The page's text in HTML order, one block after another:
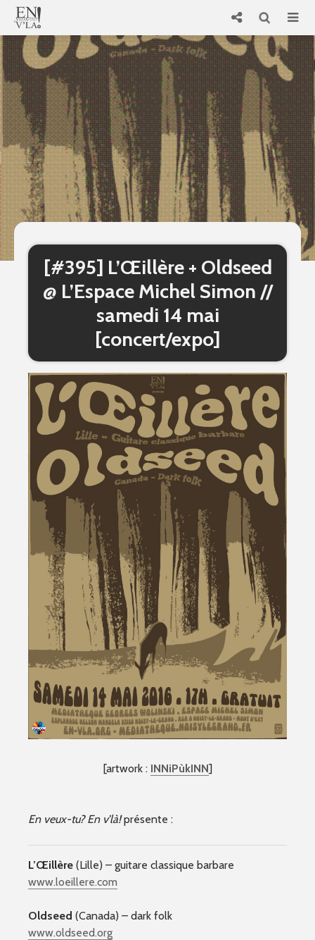
[#395] L’Œillère + Oldseed
@ L’Espace Michel Simon //
samedi 14 mai
[concert/expo]
[artwork : INNiPùkINN]
En veux-tu? En v’là!présente :
L’Œillère (Lille) – guitare classique barbare
www.loeillere.com
Oldseed (Canada) – dark folk
www.oldseed.org